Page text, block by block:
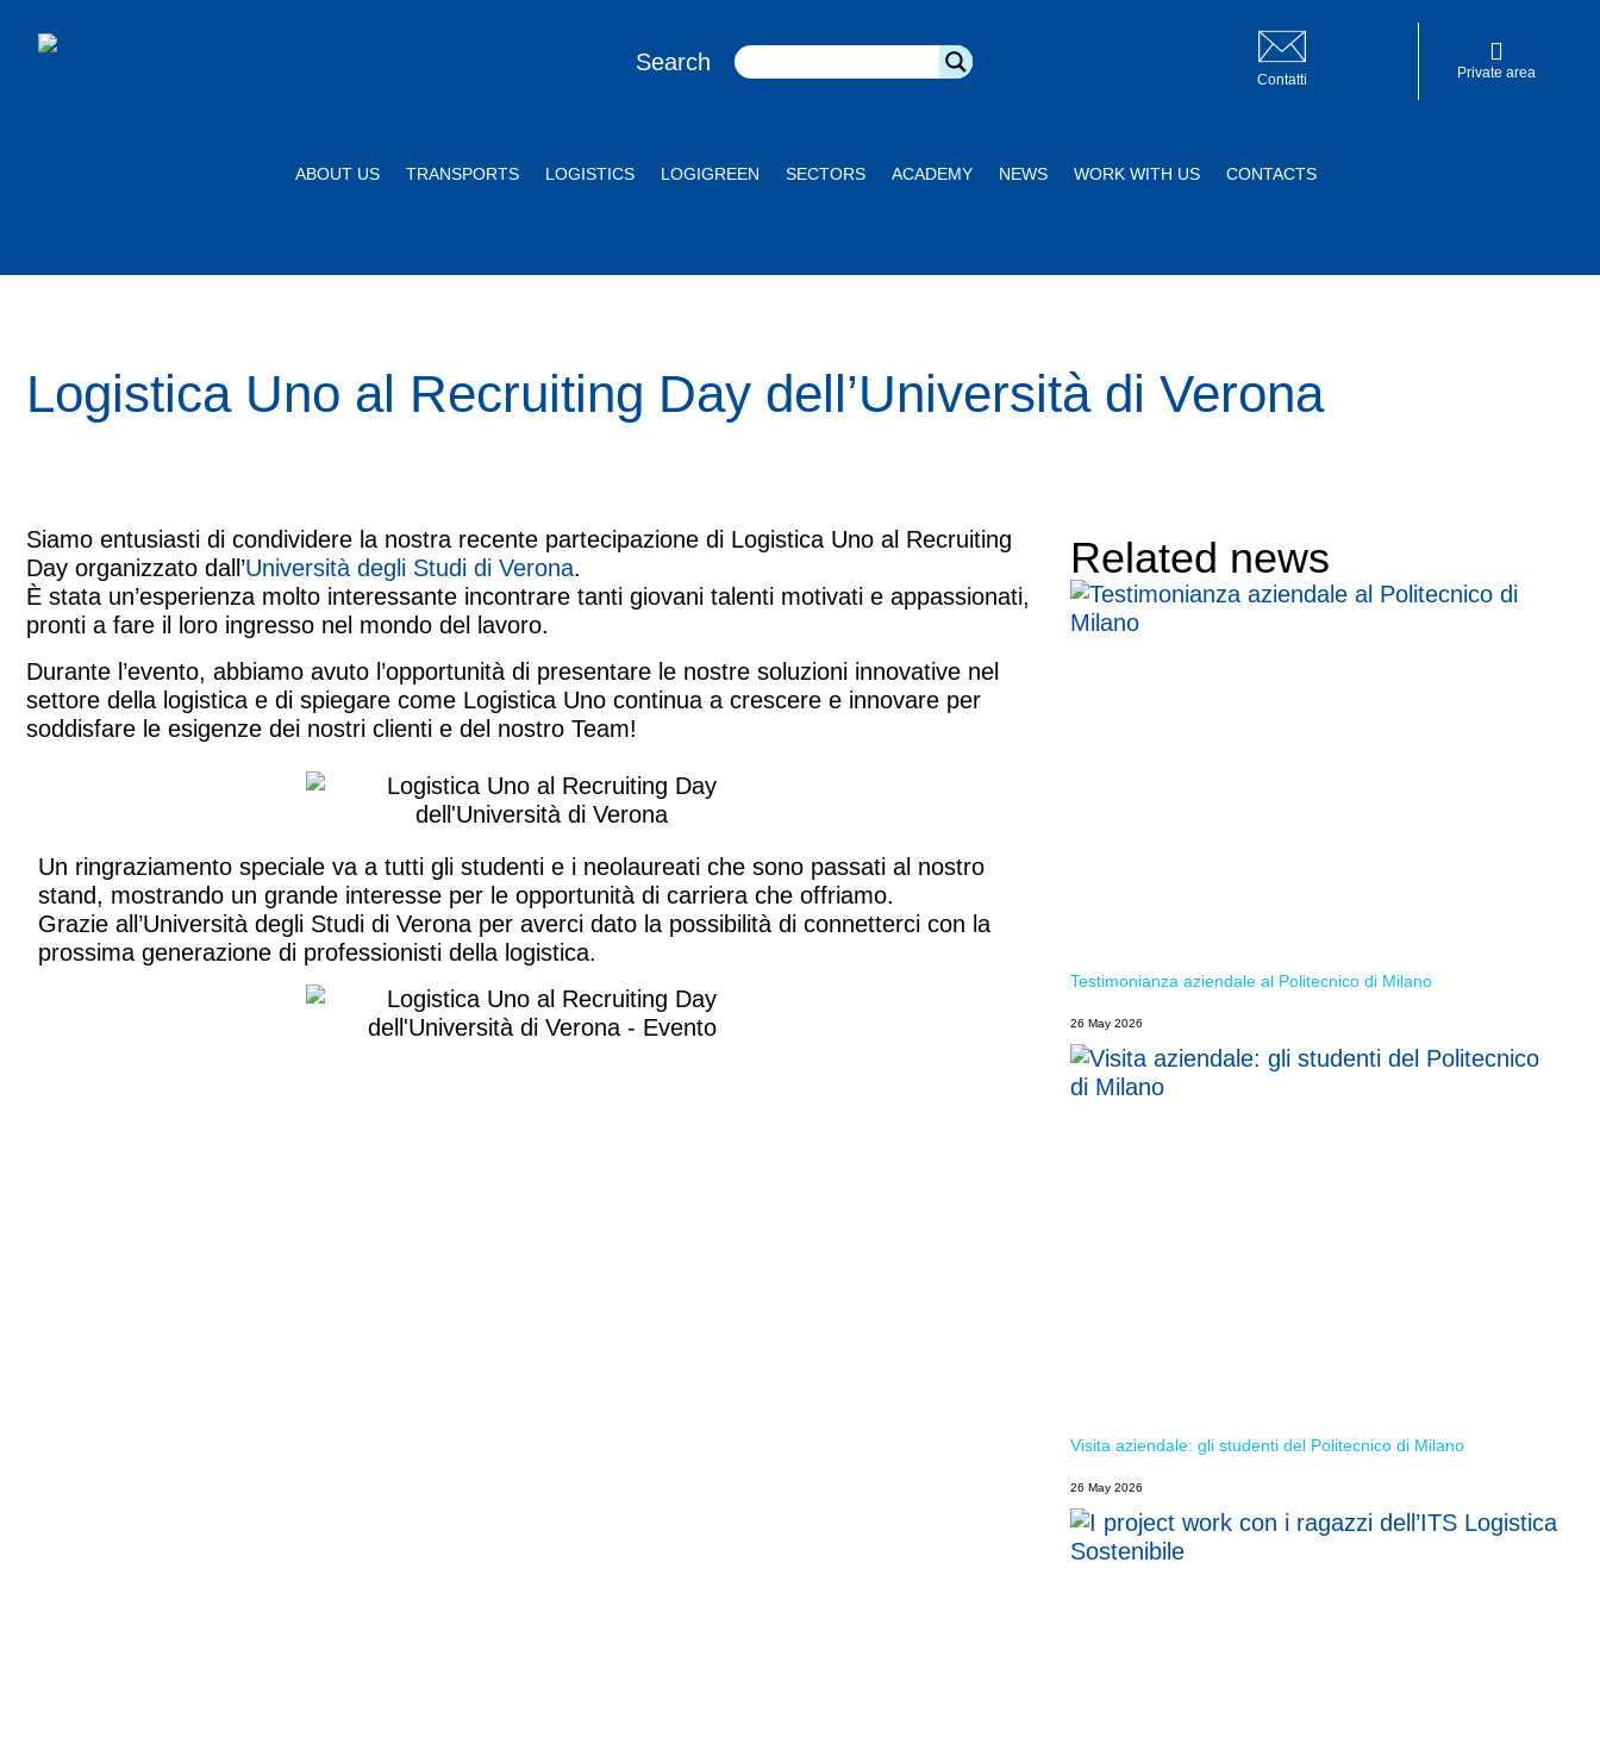
Search
Contatti Private area
ABOUT US TRANSPORTS LOGISTICS LOGIGREEN SECTORS ACADEMY NEWS WORK WITH US CONTACTS
Logistica Uno al Recruiting Day dell’Università di Verona
Siamo entusiasti di condividere la nostra recente partecipazione di Logistica Uno al Recruiting
Day organizzato dall’Università degli Studi di Verona.
È stata un’esperienza molto interessante incontrare tanti giovani talenti motivati e appassionati,
pronti a fare il loro ingresso nel mondo del lavoro.
Durante l’evento, abbiamo avuto l’opportunità di presentare le nostre soluzioni innovative nel
settore della logistica e di spiegare come Logistica Uno continua a crescere e innovare per
soddisfare le esigenze dei nostri clienti e del nostro Team!
Un ringraziamento speciale va a tutti gli studenti e i neolaureati che sono passati al nostro
stand, mostrando un grande interesse per le opportunità di carriera che offriamo.
Grazie all’Università degli Studi di Verona per averci dato la possibilità di connetterci con la
prossima generazione di professionisti della logistica.
Related news
Testimonianza aziendale al Politecnico di Milano
26 May 2026
Visita aziendale: gli studenti del Politecnico di Milano
26 May 2026